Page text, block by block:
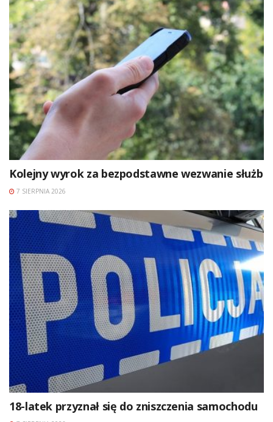
Kolejny wyrok za bezpodstawne wezwanie służb
7 SIERPNIA 2026
18-latek przyznał się do zniszczenia samochodu